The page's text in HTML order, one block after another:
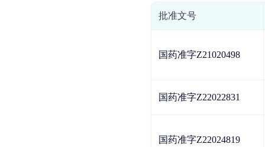
批准文号
国药准字Z21020498
国药准字Z22022831
国药准字Z22024819